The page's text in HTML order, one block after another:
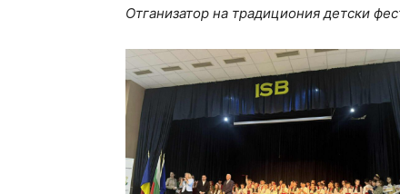
Отганизатор на традициония детски